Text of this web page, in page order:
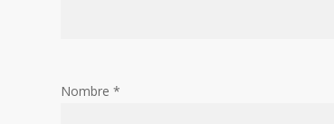
Nombre *